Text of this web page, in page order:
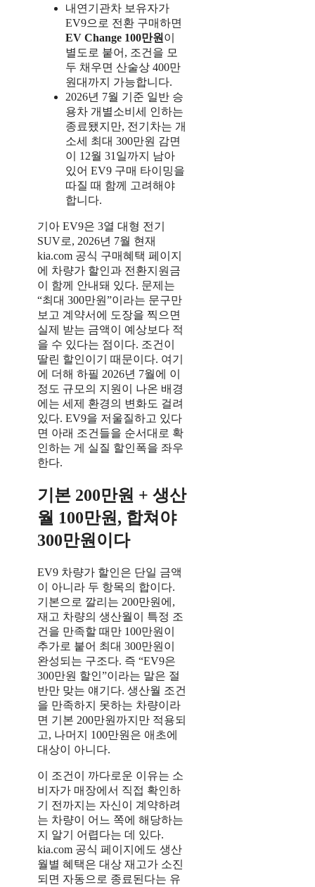
내연기관차 보유자가
EV9으로 전환 구매하면
EV Change 100만원 이
별도로 붙어, 조건을 모
두 채우면 산술상 400만
원대까지 가능합니다.
2026년 7월 기준 일반 승
용차 개별소비세 인하는
종료됐지만, 전기차는 개
소세 최대 300만원 감면
이 12월 31일까지 남아
있어 EV9 구매 타이밍을
따질 때 함께 고려해야
합니다.
기아 EV9은 3열 대형 전기
SUV로, 2026년 7월 현재
kia.com 공식 구매혜택 페이지
에 차량가 할인과 전환지원금
이 함께 안내돼 있다. 문제는
“최대 300만원”이라는 문구만
보고 계약서에 도장을 찍으면
실제 받는 금액이 예상보다 적
을 수 있다는 점이다. 조건이
딸린 할인이기 때문이다. 여기
에 더해 하필 2026년 7월에 이
정도 규모의 지원이 나온 배경
에는 세제 환경의 변화도 걸려
있다. EV9을 저울질하고 있다
면 아래 조건들을 순서대로 확
인하는 게 실질 할인폭을 좌우
한다.
기본 200만원 + 생산
월 100만원, 합쳐야
300만원이다
EV9 차량가 할인은 단일 금액
이 아니라 두 항목의 합이다.
기본으로 깔리는 200만원에,
재고 차량의 생산월이 특정 조
건을 만족할 때만 100만원이
추가로 붙어 최대 300만원이
완성되는 구조다. 즉 “EV9은
300만원 할인”이라는 말은 절
반만 맞는 얘기다. 생산월 조건
을 만족하지 못하는 차량이라
면 기본 200만원까지만 적용되
고, 나머지 100만원은 애초에
대상이 아니다.
이 조건이 까다로운 이유는 소
비자가 매장에서 직접 확인하
기 전까지는 자신이 계약하려
는 차량이 어느 쪽에 해당하는
지 알기 어렵다는 데 있다.
kia.com 공식 페이지에도 생산
월별 혜택은 대상 재고가 소진
되면 자동으로 종료된다는 유